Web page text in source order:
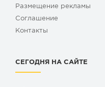
Размещение рекламы
Cоглашение
Контакты
СЕГОДНЯ НА САЙТЕ